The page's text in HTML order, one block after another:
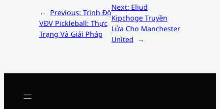
← Previous: Trình Độ
VĐV Pickleball: Thực
Trạng Và Giải Pháp
Next: Eliud
Kipchoge Truyền
Lửa Cho Manchester
United →